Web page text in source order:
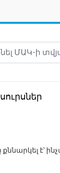
ՄԱԿ-ի